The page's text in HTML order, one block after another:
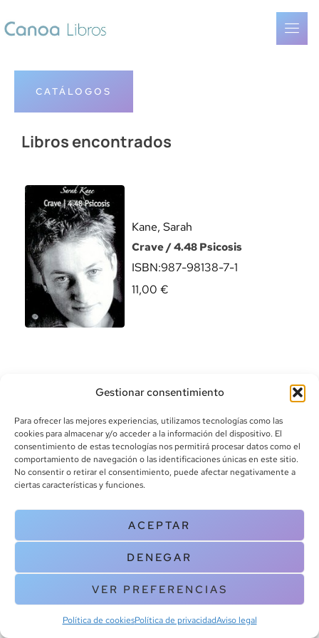
Gestionar consentimiento
Para ofrecer las mejores experiencias, utilizamos tecnologías como las
cookies para almacenar y/o acceder a la información del dispositivo. El
consentimiento de estas tecnologías nos permitirá procesar datos como el
comportamiento de navegación o las identificaciones únicas en este sitio.
No consentir o retirar el consentimiento, puede afectar negativamente a
ciertas características y funciones.
ACEPTAR
DENEGAR
VER PREFERENCIAS
Política de cookiesPolítica de privacidadAviso legal
CATÁLOGOS
Libros encontrados
Kane, Sarah
Crave / 4.48 Psicosis
ISBN:987-98138-7-1
11,00 €
info@canoalibros.com
pedidos@canoalibros.com
+34 934 242 391
CONTACTO
Copyright © 2025 Canoa Libros. All Rights Reserved |
cookies
| Aviso legal